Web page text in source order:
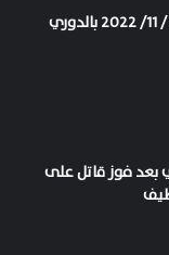
موعد مواجهة الأهلي لـ الداخلية اليوم الأربعاء 2 / 11/ 2022 بالدوري
بعد فوز قاتل على